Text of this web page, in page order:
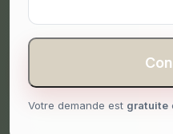
Votre demande est gratuite